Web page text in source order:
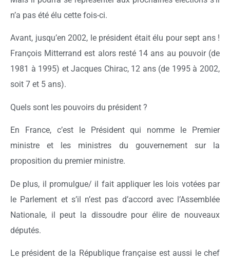
n’a pas été élu cette fois-ci.
Avant, jusqu’en 2002, le président était élu pour sept ans !
François Mitterrand est alors resté 14 ans au pouvoir (de
1981 à 1995) et Jacques Chirac, 12 ans (de 1995 à 2002,
soit 7 et 5 ans).
Quels sont les pouvoirs du président ?
En France, c’est le Président qui nomme le Premier
ministre et les ministres du gouvernement sur la
proposition du premier ministre.
De plus, il promulgue/ il fait appliquer les lois votées par
le Parlement et s’il n’est pas d’accord avec l’Assemblée
Nationale, il peut la dissoudre pour élire de nouveaux
députés.
Le président de la République française est aussi le chef